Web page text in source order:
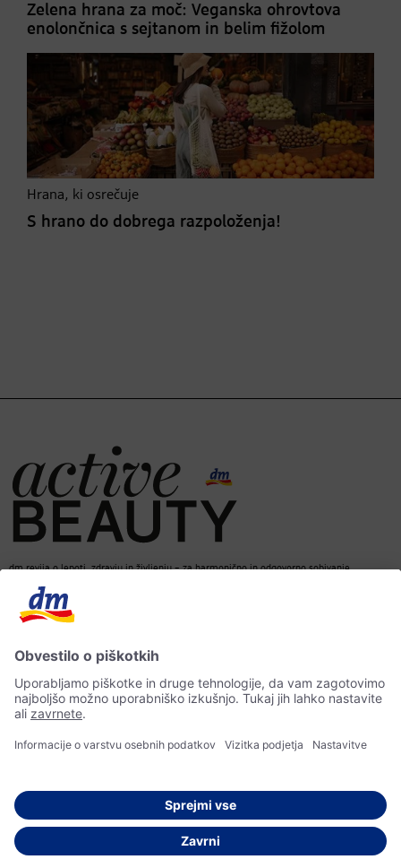
Zelena hrana za moč: Veganska ohrovtova
enolončnica s sejtanom in belim fižolom
Hrana, ki osrečuje
S hrano do dobrega razpoloženja!
dm revija o lepoti, zdravju in življenju – za harmonično in odgovorno sobivanje.
© 2026 dm drogerie markt d.o.o.